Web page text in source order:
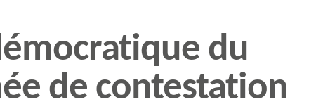
du
de contestation